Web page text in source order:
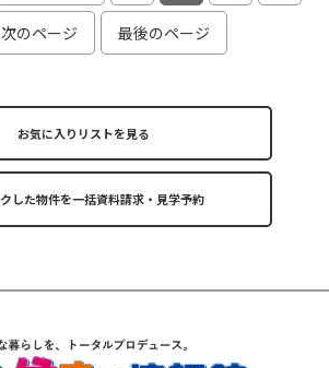
次のページ 最後のページ
お気に入りリストを見る